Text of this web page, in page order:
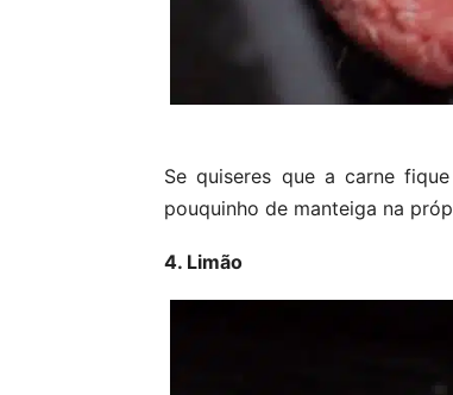
Se quiseres que a carne
pouquinho de manteiga na
4. Limão